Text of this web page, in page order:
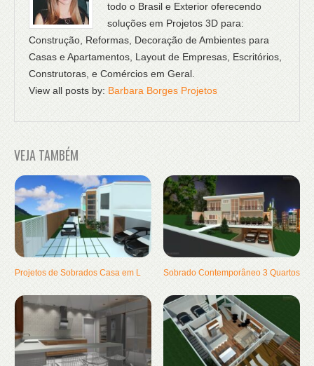
todo o Brasil e Exterior oferecendo
soluções em Projetos 3D para:
Construção, Reformas, Decoração de Ambientes para
Casas e Apartamentos, Layout de Empresas, Escritórios,
Construtoras, e Comércios em Geral.
View all posts by: Barbara Borges Projetos
VEJA TAMBÉM
Projetos de Sobrados Casa em L Sobrado Contemporâneo 3 Quartos